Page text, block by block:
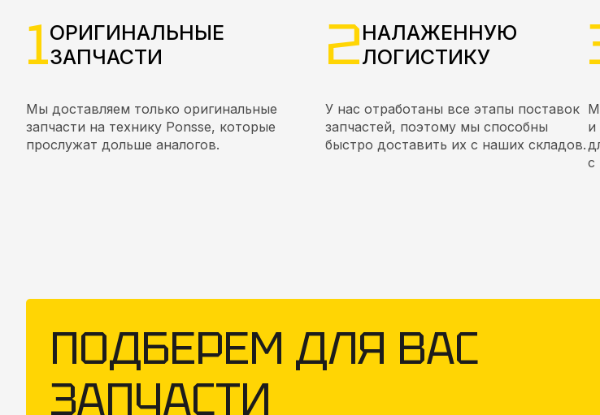
1ОРИГИНАЛЬНЫЕ
ЗАПЧАСТИ
Мы доставляем только оригинальные
запчасти на технику Ponsse, которые
прослужат дольше аналогов.
2НАЛАЖЕННУЮ
ЛОГИСТИКУ
У нас отработаны все этапы поставок
запчастей, поэтому мы способны
быстро доставить их с наших складов.
и
с
ПОДБЕРЕМ ДЛЯ ВАС
ЗАПЧАСТИ